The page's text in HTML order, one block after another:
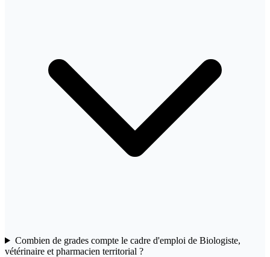
Combien de grades compte le cadre d'emploi de Biologiste,
vétérinaire et pharmacien territorial ?